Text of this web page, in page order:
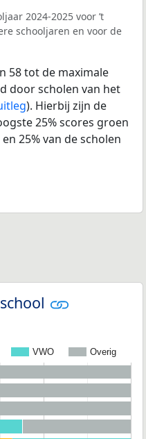
2024-2025 voor ’t
schooljaren en voor de
58 tot de maximale
door scholen van het
). Hierbij zijn de
25% scores groen
25% van de scholen
VWO Overig